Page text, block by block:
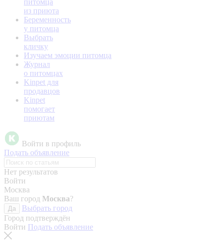
питомца
из приюта
Беременность
у питомца
Выбрать
кличку
Изучаем эмоции питомца
Журнал
о питомцах
Kinpet для
продавцов
Kinpet
помогает
приютам
Войти в профиль
Подать объявление
Нет результатов
Войти
Москва
Ваш город Москва?
Да
Выбрать город
Город подтверждён
Войти Подать объявление